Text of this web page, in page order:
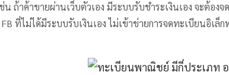
น ถ้าค้าขายผ่านเว็บตัวเอง มีระบบรับชำระเงินเอง จะต้อ
ที่ไม่ได้มีระบบรับเงินเอง ไม่เข้าข่ายการจดทะเบียนอิเ